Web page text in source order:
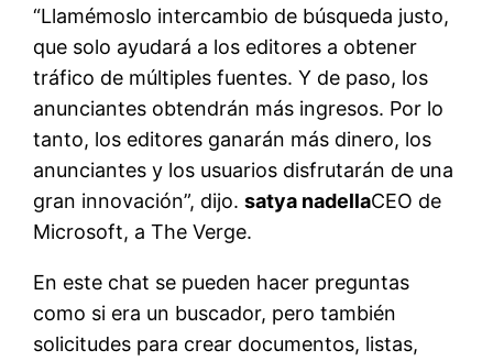
“Llamémoslo intercambio de búsqueda justo,
que solo ayudará a los editores a obtener
tráfico de múltiples fuentes. Y de paso, los
anunciantes obtendrán más ingresos. Por lo
tanto, los editores ganarán más dinero, los
anunciantes y los usuarios disfrutarán de una
gran innovación”, dijo.satya nadellaCEO de
Microsoft, a The Verge.
En este chat se pueden hacer preguntas
como si era un buscador, pero también
solicitudes para crear documentos, listas,